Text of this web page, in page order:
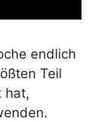
endlich
Teil
hat,